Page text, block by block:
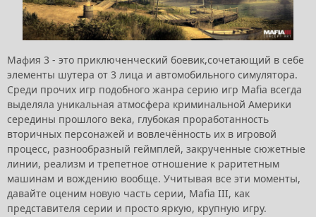
Мафия 3 - это приключенческий боевик,сочетающий в себе
элементы шутера от 3 лица и автомобильного симулятора.
Среди прочих игр подобного жанра серию игр Mafia всегда
выделяла уникальная атмосфера криминальной Америки
середины прошлого века, глубокая проработанность
вторичных персонажей и вовлечённость их в игровой
процесс, разнообразный геймплей, закрученные сюжетные
линии, реализм и трепетное отношение к раритетным
машинам и вождению вообще. Учитывая все эти моменты,
давайте оценим новую часть серии, Mafia III, как
представителя серии и просто яркую, крупную игру.